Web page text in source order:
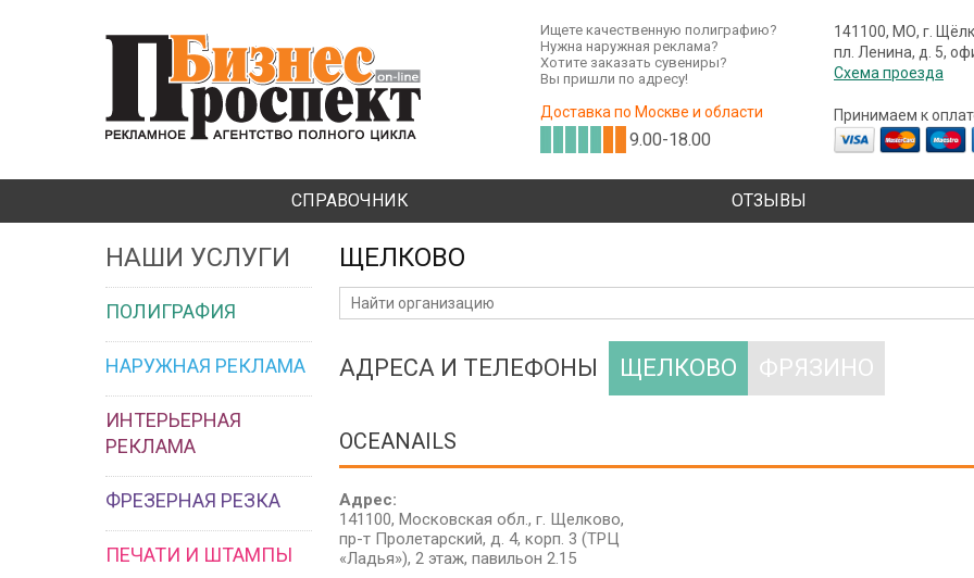
141100, МО, г.
пл. Ленина, д. 5,
Схема проезда
Принимаем к
Ищете качественную полиграфию?
Нужна наружная реклама?
Хотите заказать сувениры?
Вы пришли по адресу!
Доставка по Москве и области
9.00-18.00
СПРАВОЧНИК ОТЗЫВЫ
НАШИ УСЛУГИ
ПОЛИГРАФИЯ
НАРУЖНАЯ РЕКЛАМА
ИНТЕРЬЕРНАЯ
РЕКЛАМА
ФРЕЗЕРНАЯ РЕЗКА
ПЕЧАТИ И ШТАМПЫ
ЩЕЛКОВО
АДРЕСА И ТЕЛЕФОНЫ ЩЕЛКОВО ФРЯЗИНО
OCEANAILS
Адрес:
141100, Московская обл., г. Щелково,
пр-т Пролетарский, д. 4, корп. 3 (ТРЦ
«Ладья»), 2 этаж, павильон 2.15